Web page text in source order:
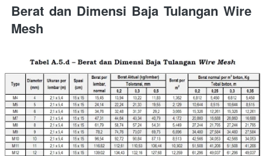
Berat dan Dimensi Baja Tulangan Wire
Mesh